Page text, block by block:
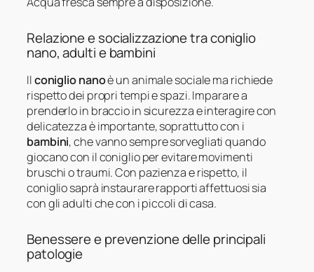
Relazione e socializzazione tra coniglio
nano, adulti e bambini
Ilconiglio nanoè un animale sociale ma richiede
rispetto dei propri tempi e spazi. Imparare a
prenderlo in braccio in sicurezza e interagire con
delicatezza è importante, soprattutto con i
bambini, che vanno sempre sorvegliati quando
giocano con il coniglio per evitare movimenti
bruschi o traumi. Con pazienza e rispetto, il
coniglio saprà instaurare rapporti affettuosi sia
con gli adulti che con i piccoli di casa.
Benessere e prevenzione delle principali
patologie